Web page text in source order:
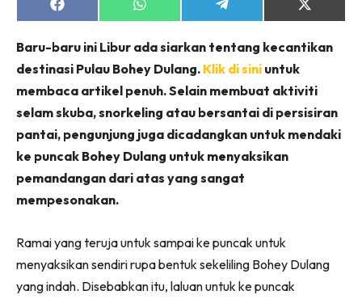
Share
on
Share
on
Share
on
Share
on
(Twitter)
Baru-baru ini Libur ada siarkan tentang kecantikan
destinasi Pulau Bohey Dulang. Klik di sini untuk
membaca artikel penuh. Selain membuat aktiviti
selam skuba, snorkeling atau bersantai di persisiran
pantai, pengunjung juga dicadangkan untuk mendaki
ke puncak Bohey Dulang untuk menyaksikan
pemandangan dari atas yang sangat
mempesonakan.
Ramai yang teruja untuk sampai ke puncak untuk
menyaksikan sendiri rupa bentuk sekeliling Bohey Dulang
yang indah. Disebabkan itu, laluan untuk ke puncak